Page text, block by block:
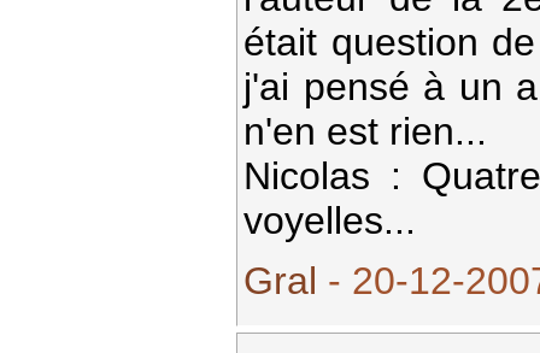
était question
j'ai pensé à un
n'en est rien...
Nicolas :
voyelles...
Gral - 20-12-